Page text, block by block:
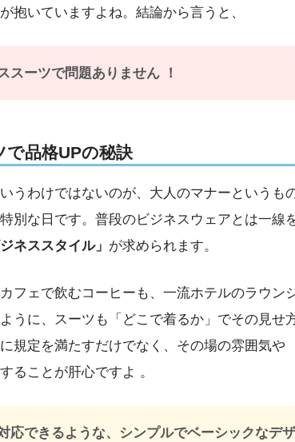
抱いていますよね。結論から言うと、
スーツで問題ありません ！
で品格UPの秘訣
うわけではないのが、大人のマナーというも
別な日です。普段のビジネスウェアとは一線
ネススタイル」 が求められます。
フェで飲むコーヒーも、一流ホテルのラウン
うに、スーツも「どこで着るか」でその見せ
規定を満たすだけでなく、その場の雰囲気や
ることが肝心ですよ 。
応できるような、シンプルでベーシックなデ